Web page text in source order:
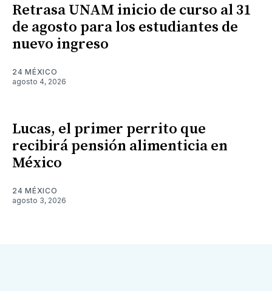
Retrasa UNAM inicio de curso al 31
de agosto para los estudiantes de
nuevo ingreso
24 MÉXICO
agosto 4, 2026
Lucas, el primer perrito que
recibirá pensión alimenticia en
México
24 MÉXICO
agosto 3, 2026